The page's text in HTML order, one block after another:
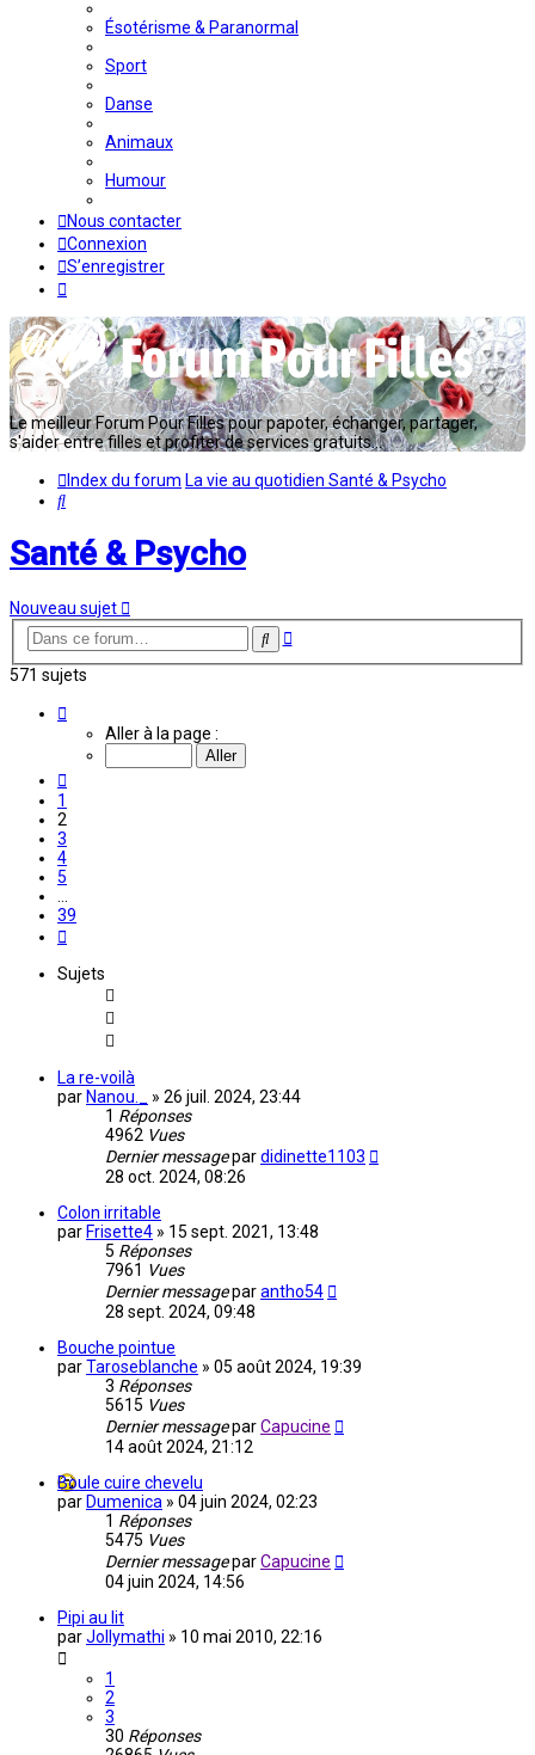
Ésotérisme & Paranormal
Sport
Danse
Animaux
Humour
Nous contacter
Connexion
S’enregistrer
Le meilleur Forum Pour Filles pour papoter, échanger, partager,
s'aider entre filles et profiter de services gratuits...
Index du forum La vie au quotidien Santé & Psycho
Rechercher
Santé & Psycho
Nouveau sujet
Rechercher
Recherche
571 sujets
Aller à la page :
1
2
3
4
5
39
Sujets
La re-voilà
par Nanou._ » 26 juil. 2024, 23:44
1 Réponses
4962 Vues
Dernier messagepardidinette1103
28 oct. 2024, 08:26
Colon irritable
par Frisette4 » 15 sept. 2021, 13:48
5 Réponses
7961 Vues
Dernier messageparantho54
28 sept. 2024, 09:48
Bouche pointue
parTaroseblanche » 05 août 2024, 19:39
3 Réponses
5615 Vues
Dernier messageparCapucine
14 août 2024, 21:12
Boule cuire chevelu
par Dumenica » 04 juin 2024, 02:23
1 Réponses
5475 Vues
Dernier messageparCapucine
04 juin 2024, 14:56
Pipi au lit
parJollymathi » 10 mai 2010, 22:16
1
2
3
30 Réponses